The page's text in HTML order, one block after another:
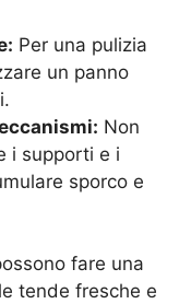
Per una pulizia
un panno
Non
i supporti e i
sporco e
fare una
tende fresche e